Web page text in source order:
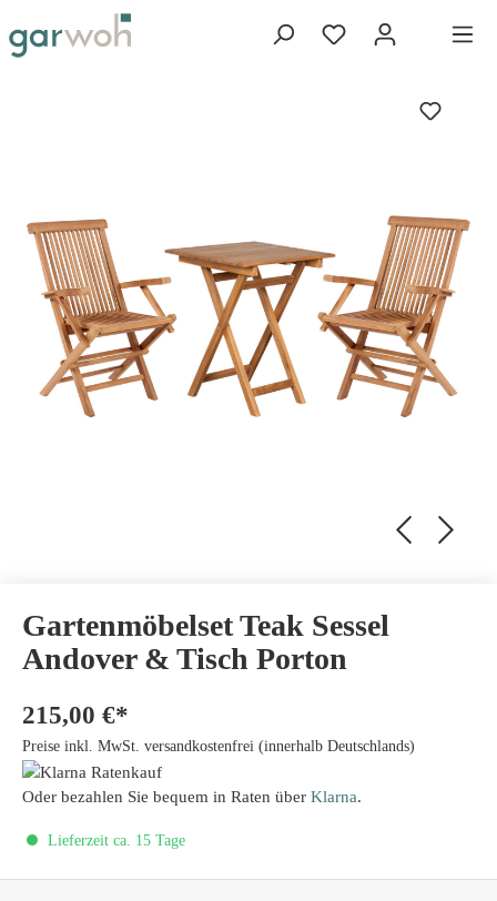
Gartenmöbelset Teak Sessel
Andover & Tisch Porton
215,00 €*
Preise inkl. MwSt. versandkostenfrei (innerhalb Deutschlands)
Oder bezahlen Sie bequem in Raten über Klarna.
Lieferzeit ca. 15 Tage